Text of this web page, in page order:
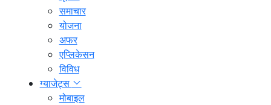
समाचार
योजना
अफर
एप्लिकेसन
विविध
ग्याजेट्स
मोबाइल